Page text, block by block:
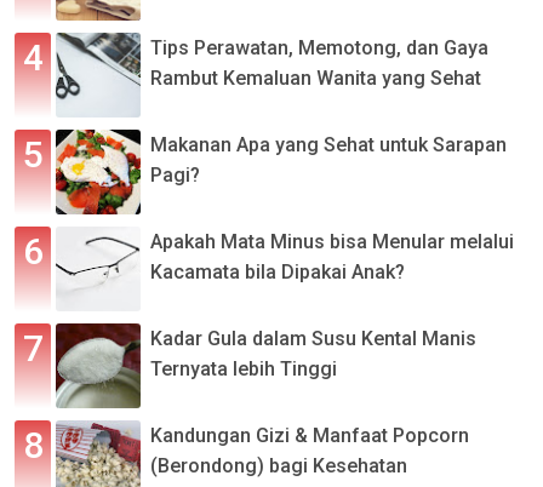
Tips Perawatan, Memotong, dan Gaya
Rambut Kemaluan Wanita yang Sehat
Makanan Apa yang Sehat untuk Sarapan
Pagi?
Apakah Mata Minus bisa Menular melalui
Kacamata bila Dipakai Anak?
Kadar Gula dalam Susu Kental Manis
Ternyata lebih Tinggi
Kandungan Gizi & Manfaat Popcorn
(Berondong) bagi Kesehatan